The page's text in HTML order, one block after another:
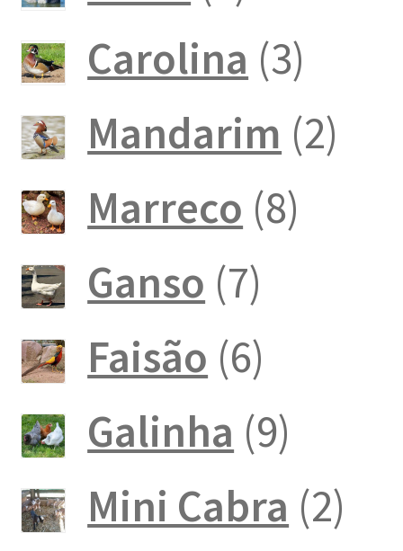
produto
Carolina 33
Mandarim 22
Marreco 88
Ganso 77
Faisão 66
Galinha 99
Mini Cabra 22